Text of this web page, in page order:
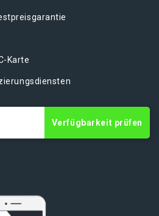
Karte
Verfügbarkeit prüfen